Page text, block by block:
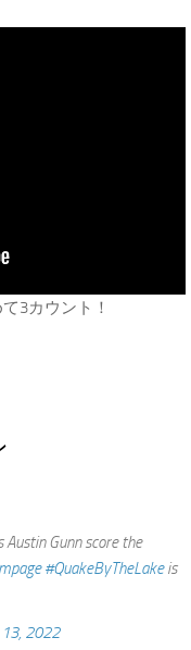
3カウント！
Gunn score the
#QuakeByTheLakeis
2022